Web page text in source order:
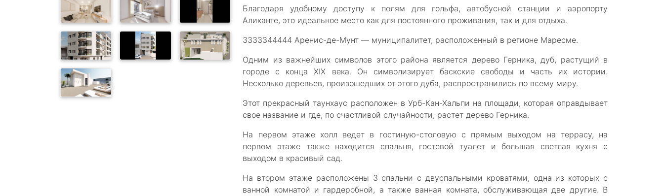
Благодаря удобному доступу к полям для гольфа, автобусной станции и аэропорту
Аликанте, это идеальное место как для постоянного проживания, так и для отдыха.
3333344444 Аренис-де-Мунт — муниципалитет, расположенный в регионе Маресме.
Одним из важнейших символов этого района является дерево Герника, дуб, растущий в
городе с конца XIX века. Он символизирует баскские свободы и часть их истории.
Несколько деревьев, произошедших от этого дуба, распространились по всему миру.
Этот прекрасный таунхаус расположен в Урб-Кан-Хальпи на площади, которая оправдывает
свое название и где, по счастливой случайности, растет дерево Герника.
На первом этаже холл ведет в гостиную-столовую с прямым выходом на террасу, на
первом этаже также находится спальня, гостевой туалет и большая светлая кухня с
выходом в красивый сад.
На втором этаже расположены 3 спальни с двуспальными кроватями, одна из которых с
ванной комнатой и гардеробной, а также ванная комната, обслуживающая две другие. В